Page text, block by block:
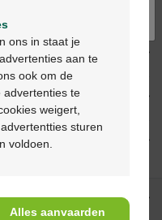
ons in staat je
aan te
ook om de
advertenties te
weigert,
sturen
voldoen.
Alles aanvaarden